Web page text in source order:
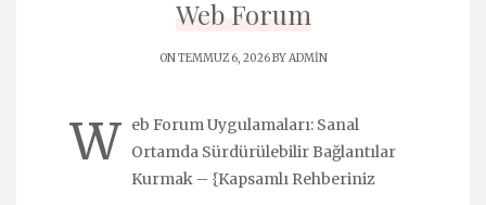
Web Forum
ON TEMMUZ 6, 2026 BYADMIN
W
eb Forum Uygulamaları: Sanal
Ortamda Sürdürülebilir Bağlantılar
Kurmak – {Kapsamlı Rehberiniz